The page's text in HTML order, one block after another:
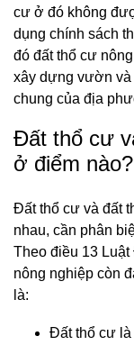
cư ở đó không
dụng chính sách
đó đất thổ cư
xây dựng vườn và
chung của địa
Đất thổ cư
ở điểm nào?
Đất thổ cư và đất
nhau, cần phân
Theo điều 13
nông nghiệp còn
là:
Đất thổ cư là